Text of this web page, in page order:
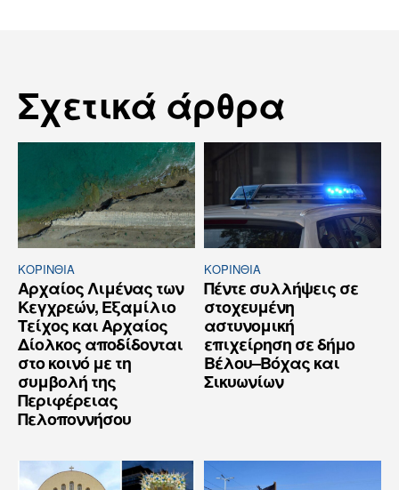
Σχετικά άρθρα
ΚΟΡΙΝΘΊΑ
Αρχαίος Λιμένας των
Κεγχρεών, Εξαμίλιο
Τείχος και Aρχαίος
Δίολκος αποδίδονται
στο κοινό με τη
συμβολή της
Περιφέρειας
Πελοποννήσου
ΚΟΡΙΝΘΊΑ
Πέντε συλλήψεις σε
στοχευμένη
αστυνομική
επιχείρηση σε δήμο
Βέλου–Βόχας και
Σικυωνίων